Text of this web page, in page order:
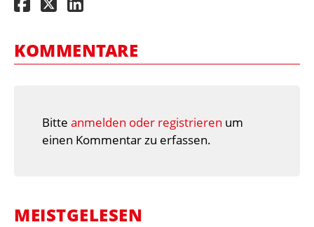
KOMMENTARE
Bitte anmelden oder registrieren um
einen Kommentar zu erfassen.
MEISTGELESEN